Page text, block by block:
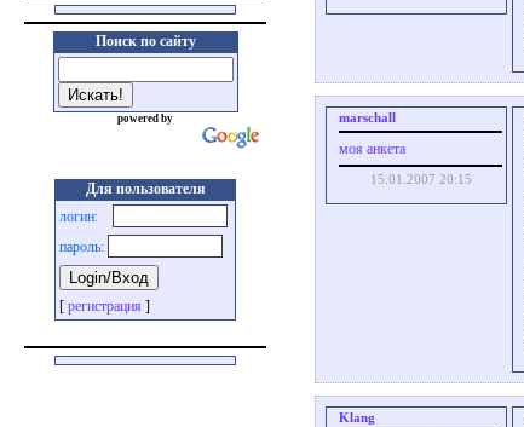
Поиск по сайту
powered by
Для пользователя
логин:
пароль:
[ регистрация ]
marschall
моя анкета
15.01.2007 20:15
Klang